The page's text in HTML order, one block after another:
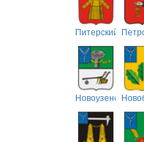
Питерский
Новоузенский